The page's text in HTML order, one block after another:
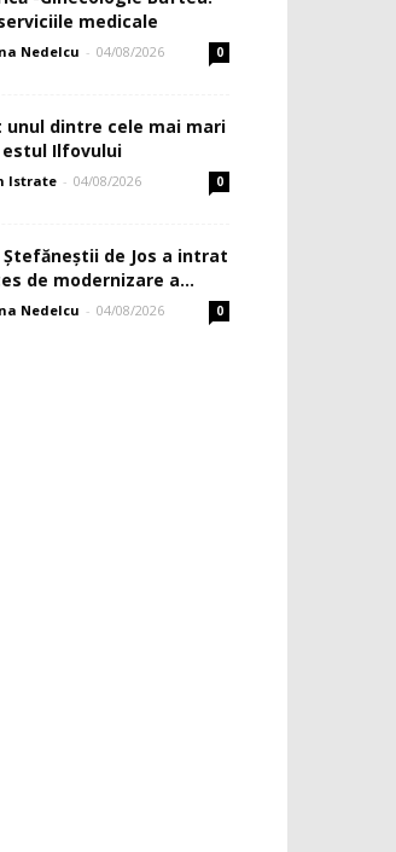
medicale
Nedelcu - 04/08/2026 0
unul dintre cele mai mari
Ilfovului
Istrate - 04/08/2026 0
de Jos a intrat
de modernizare a...
Nedelcu - 04/08/2026 0